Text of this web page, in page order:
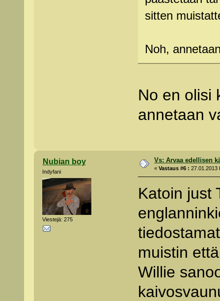
sitten
Noh,
No en olisi
annetaan
Nubian boy
Indyfani
Viestejä: 275
Vs: Arvaa edellisen
«Vastaus #6 : 27.01.2013
Katoin just
muistin
Willie